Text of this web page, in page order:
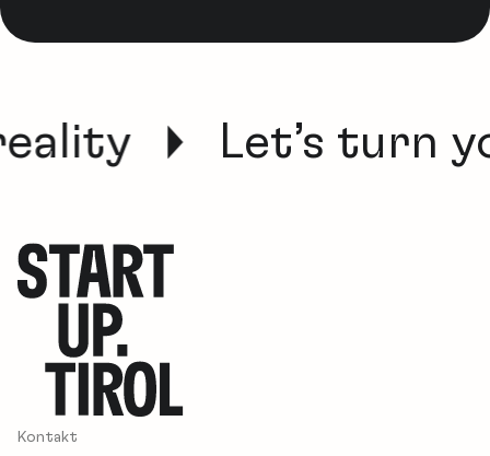
Let’s turn
Kontakt